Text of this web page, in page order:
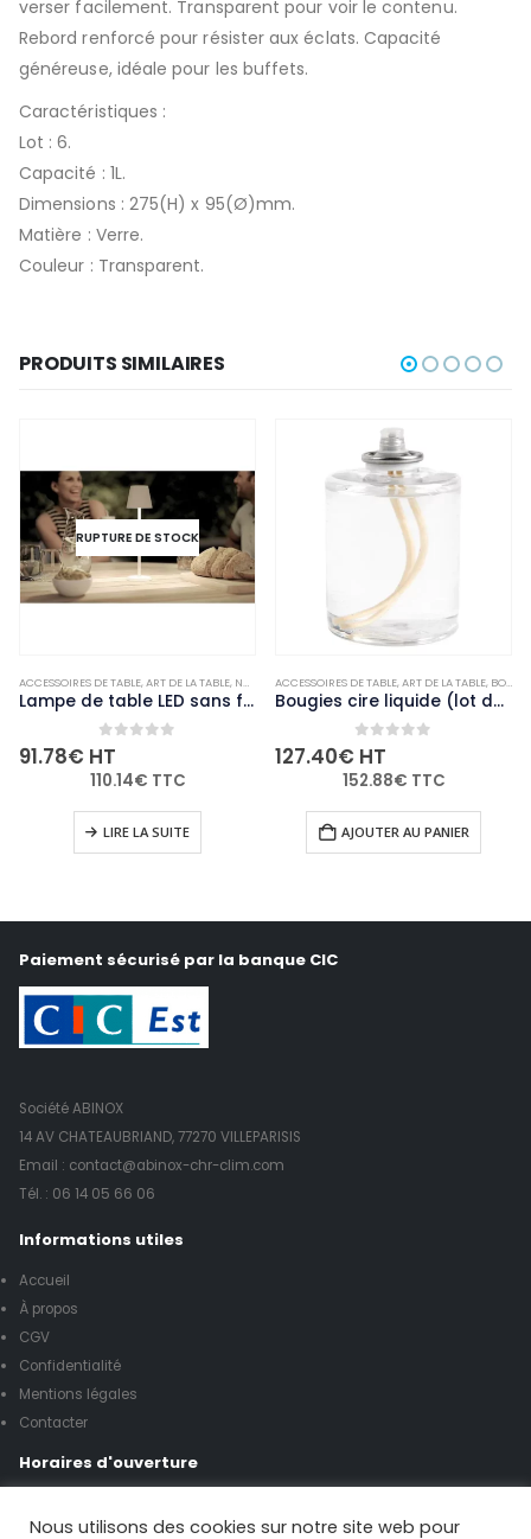
verser facilement. Transparent pour voir le contenu.
Rebord renforcé pour résister aux éclats. Capacité
généreuse, idéale pour les buffets.
Caractéristiques :
Lot : 6.
Capacité : 1L.
Dimensions : 275(H) x 95(Ø)mm.
Matière : Verre.
Couleur : Transparent.
PRODUITS SIMILAIRES
,NON-PALETTISABLE
RUPTURE DE STOCK
ACCESSOIRES DE TABLE,ART DE LA TABLE, NON-PALETTISABLE
Lampe de table LED sans fil blanche à intensité variable Securit Feline avec câble de chargement magnétique
0out of 5
91.78€ HT
110.14€ TTC
LIRE LA SUITE
ACCESSOIRES DE TABLE,ART DE LA TABLE, BOUGIES ET PHOTOPHORES
Bougies cire liquide (lot de 36)
0 out of 5
127.40€ HT
152.88€ TTC
AJOUTER AU PANIER
Paiement sécurisé par la banque CIC
Société ABINOX
14 AV CHATEAUBRIAND, 77270 VILLEPARISIS
Email : contact@abinox-chr-clim.com
Tél. : 06 14 05 66 06
Informations utiles
Accueil
À propos
CGV
Confidentialité
Mentions légales
Contacter
Horaires d'ouverture
Nous utilisons des cookies sur notre site web pour